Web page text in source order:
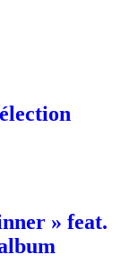
» feat.